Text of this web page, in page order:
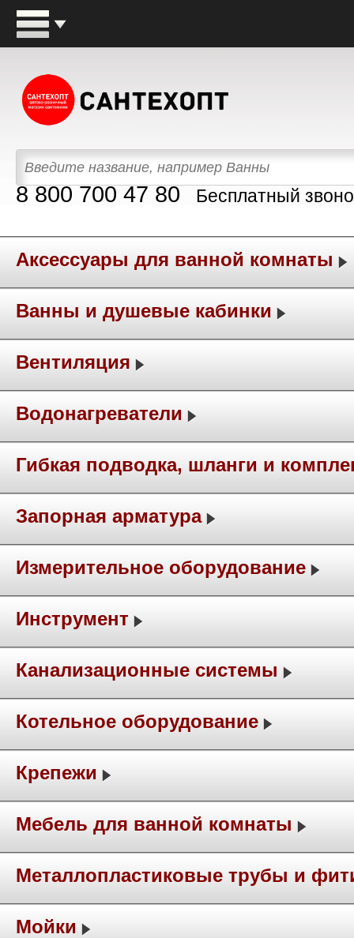
8 800 700 47 80 Бесплатный
Аксессуары для ванной комнаты
Ванны и душевые кабинки
Вентиляция
Водонагреватели
Гибкая подводка, шланги и
Запорная арматура
Измерительное оборудование
Инструмент
Канализационные системы
Котельное оборудование
Крепежи
Мебель для ванной комнаты
Металлопластиковые трубы и
Мойки